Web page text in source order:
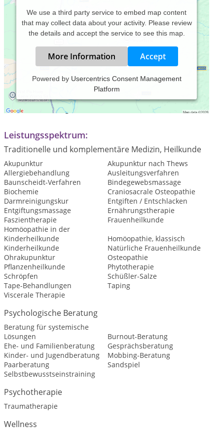
We use a third party service to embed map content
that may collect data about your activity. Please review
the details and accept the service to see this map.
More Information Accept
Powered by Usercentrics Consent Management
Platform
Praxiszeiten:
Nach Vereinbarung
Leistungsspektrum:
Traditionelle und komplementäre Medizin, Heilkunde
Akupunktur
Akupunktur nach Thews
Allergiebehandlung
Ausleitungsverfahren
Baunscheidt-Verfahren
Bindegewebsmassage
Biochemie
Craniosacrale Osteopathie
Darmreinigungskur
Entgiften / Entschlacken
Entgiftungsmassage
Ernährungstherapie
Faszientherapie
Frauenheilkunde
Homöopathie in der
Kinderheilkunde
Homöopathie, klassisch
Kinderheilkunde
Natürliche Frauenheilkunde
Ohrakupunktur
Osteopathie
Pflanzenheilkunde
Phytotherapie
Schröpfen
Schüßler-Salze
Tape-Behandlungen
Taping
Viscerale Therapie
Psychologische Beratung
Beratung für systemische
Lösungen
Burnout-Beratung
Ehe- und Familienberatung
Gesprächsberatung
Kinder- und Jugendberatung
Mobbing-Beratung
Paarberatung
Sandspiel
Selbstbewusstseinstraining
Psychotherapie
Traumatherapie
Wellness